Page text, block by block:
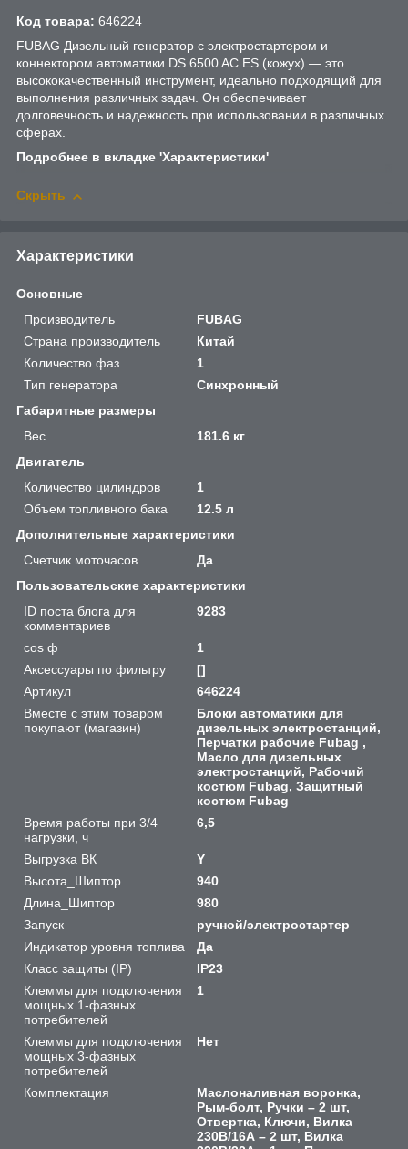
Код товара: 646224
FUBAG Дизельный генератор с электростартером и
коннектором автоматики DS 6500 AC ES (кожух) — это
высококачественный инструмент, идеально подходящий для
выполнения различных задач. Он обеспечивает
долговечность и надежность при использовании в различных
сферах.
Подробнее в вкладке 'Характеристики'
Скрыть
Характеристики
Основные
Производитель
FUBAG
Страна производитель
Китай
Количество фаз
1
Тип генератора
Синхронный
Габаритные размеры
Вес
181.6 кг
Двигатель
Количество цилиндров
1
Объем топливного бака
12.5 л
Дополнительные характеристики
Счетчик моточасов
Да
Пользовательские характеристики
ID поста блога для
комментариев
9283
cos ф
1
Аксессуары по фильтру
[]
Артикул
646224
Вместе с этим товаром
покупают (магазин)
Блоки автоматики для
дизельных электростанций,
Перчатки рабочие Fubag ,
Масло для дизельных
электростанций, Рабочий
костюм Fubag, Защитный
костюм Fubag
Время работы при 3/4
нагрузки, ч
6,5
Выгрузка ВК
Y
Высота_Шиптор
940
Длина_Шиптор
980
Запуск
ручной/электростартер
Индикатор уровня топлива
Да
Класс защиты (IP)
IP23
Клеммы для подключения
мощных 1-фазных
потребителей
1
Клеммы для подключения
мощных 3-фазных
потребителей
Нет
Комплектация
Маслоналивная воронка,
Рым-болт, Ручки – 2 шт,
Отвертка, Ключи, Вилка
230В/16А – 2 шт, Вилка